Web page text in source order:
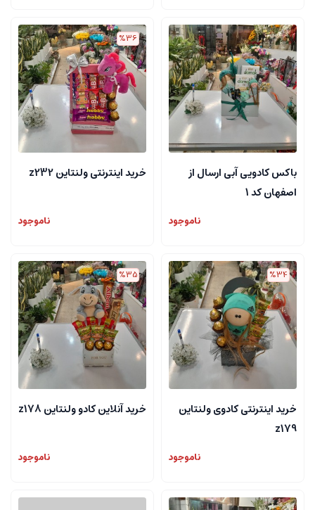
باکس کادویی آبی ارسال از
اصفهان کد 1
ناموجود
%36
خرید اینترنتی ولنتاین z232
ناموجود
%34
خرید اینترنتی کادوی ولنتاین
z179
ناموجود
%35
خرید آنلاین کادو ولنتاین z178
ناموجود